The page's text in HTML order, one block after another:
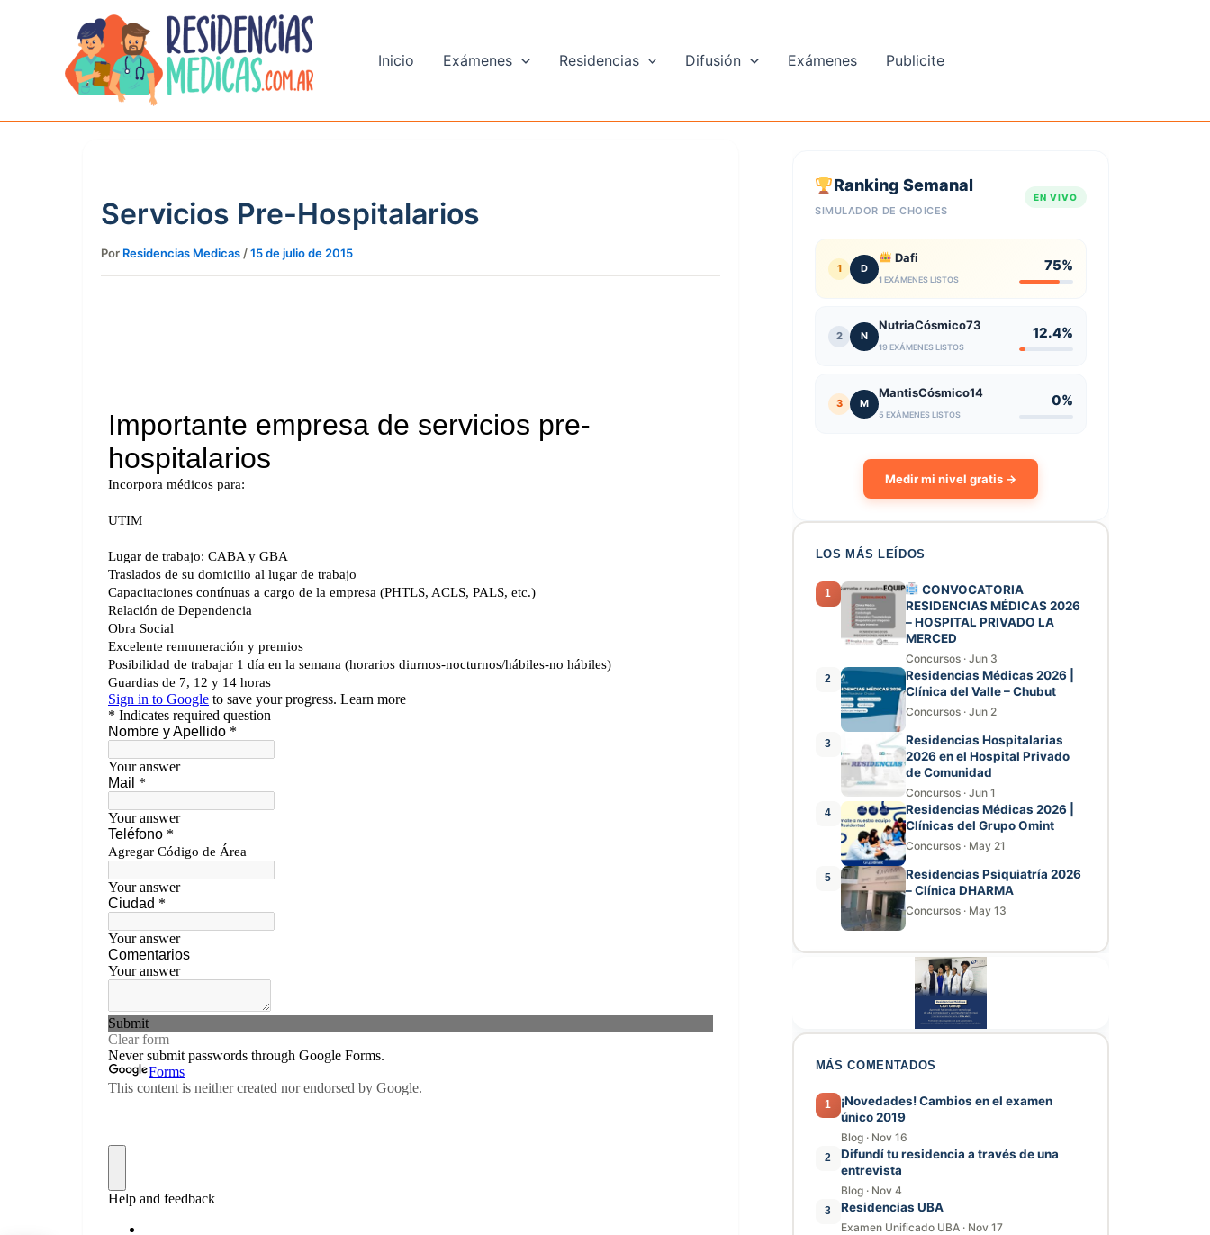
Inicio Exámenes Residencias Difusión Exámenes Publicite
Servicios Pre-Hospitalarios
Por Residencias Medicas /15 de julio de 2015
Ranking Semanal
SIMULADOR DE CHOICES
EN VIVO
1 D
Dafi
1 EXÁMENES LISTOS
75%
2 N
NutriaCósmico73
19 EXÁMENES LISTOS
12.4%
3 M
MantisCósmico14
5 EXÁMENES LISTOS
0%
Medir mi nivel gratis →
LOS MÁS LEÍDOS
1
CONVOCATORIA
RESIDENCIAS MÉDICAS 2026
– HOSPITAL PRIVADO LA
MERCED
Concursos · Jun 3
2
Residencias Médicas 2026 |
Clínica del Valle – Chubut
Concursos · Jun 2
3
Residencias Hospitalarias
2026 en el Hospital Privado
de Comunidad
Concursos · Jun 1
4
Residencias Médicas 2026 |
Clínicas del Grupo Omint
Concursos · May 21
5
Residencias Psiquiatría 2026
– Clínica DHARMA
Concursos · May 13
MÁS COMENTADOS
1
¡Novedades! Cambios en el examen
único 2019
Blog · Nov 16
2
Difundí tu residencia a través de una
entrevista
Blog · Nov 4
3 Residencias UBA
Examen Unificado UBA · Nov 17